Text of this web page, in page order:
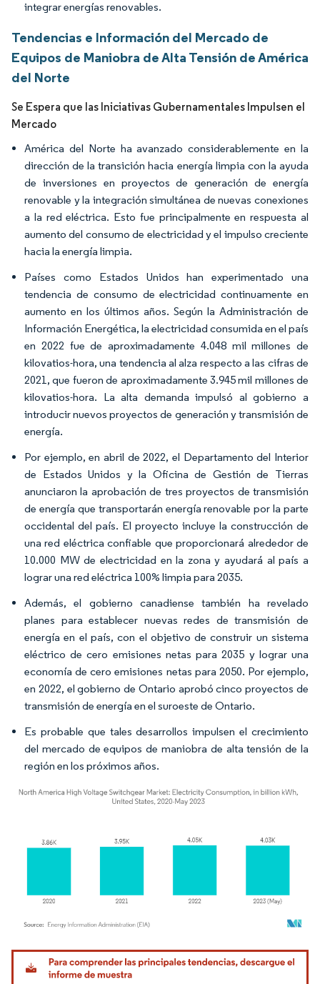
integrar energías renovables.
Tendencias e Información del Mercado de
Equipos de Maniobra de Alta Tensión de América
del Norte
Se Espera que las Iniciativas Gubernamentales Impulsen el
Mercado
América del Norte ha avanzado considerablemente en la
dirección de la transición hacia energía limpia con la ayuda
de inversiones en proyectos de generación de energía
renovable y la integración simultánea de nuevas conexiones
a la red eléctrica. Esto fue principalmente en respuesta al
aumento del consumo de electricidad y el impulso creciente
hacia la energía limpia.
Países como Estados Unidos han experimentado una
tendencia de consumo de electricidad continuamente en
aumento en los últimos años. Según la Administración de
Información Energética, la electricidad consumida en el país
en 2022 fue de aproximadamente 4.048 mil millones de
kilovatios-hora, una tendencia al alza respecto a las cifras de
2021, que fueron de aproximadamente 3.945 mil millones de
kilovatios-hora. La alta demanda impulsó al gobierno a
introducir nuevos proyectos de generación y transmisión de
energía.
Por ejemplo, en abril de 2022, el Departamento del Interior
de Estados Unidos y la Oficina de Gestión de Tierras
anunciaron la aprobación de tres proyectos de transmisión
de energía que transportarán energía renovable por la parte
occidental del país. El proyecto incluye la construcción de
una red eléctrica confiable que proporcionará alrededor de
10.000 MW de electricidad en la zona y ayudará al país a
lograr una red eléctrica 100% limpia para 2035.
Además, el gobierno canadiense también ha revelado
planes para establecer nuevas redes de transmisión de
energía en el país, con el objetivo de construir un sistema
eléctrico de cero emisiones netas para 2035 y lograr una
economía de cero emisiones netas para 2050. Por ejemplo,
en 2022, el gobierno de Ontario aprobó cinco proyectos de
transmisión de energía en el suroeste de Ontario.
Es probable que tales desarrollos impulsen el crecimiento
del mercado de equipos de maniobra de alta tensión de la
región en los próximos años.
Imagen © Mordor Intelligence. El uso requiere atribución según CC BY 4.0.